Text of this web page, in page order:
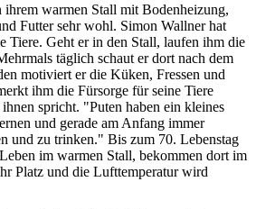
warmen Stall mit Bodenheizung,
Futter sehr wohl. Simon Wallner hat
Tiere. Geht er in den Stall, laufen ihm die
täglich schaut er dort nach dem
motiviert er die Küken, Fressen und
ihm die Fürsorge für seine Tiere
spricht. "Puten haben ein kleines
und gerade am Anfang immer
und zu trinken." Bis zum 70. Lebenstag
im warmen Stall, bekommen dort im
Platz und die Lufttemperatur wird